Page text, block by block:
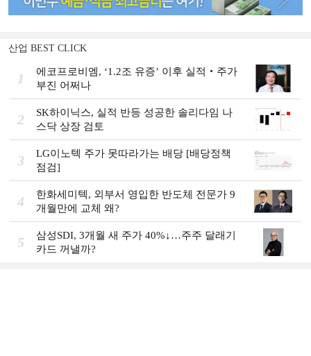
산업 BEST CLICK
1
에코프로비엠, ‘1.2조 유증’ 이후 실적‧주가
부진 어쩌나
2
SK하이닉스, 실적 반등 성공한 솔리다임 나
스닥 상장 검토
3
LG이노텍 주가 못따라가는 배당 [배당정책
점검]
4
한화세미텍, 외부서 영입한 반도체 전문가 9
개월만에 교체 왜?
5
삼성SDI, 3개월 새 주가 40%↓…주주 달래기
카드 꺼낼까?